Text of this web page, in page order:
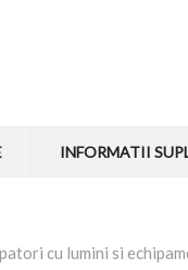
INFORMATII
cu lumini si